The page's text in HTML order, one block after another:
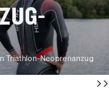
Triathlon-Neoprenanzug